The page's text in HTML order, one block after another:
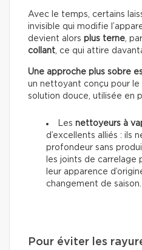
Avec le temps, certains
invisible qui modifie
devient alors plus terne ,
collant , ce qui attire
Une approche plus sobre
un nettoyant conçu pour
solution douce, utilisée en
Les nettoyeurs à
d’excellents alliés : ils
profondeur sans
les joints de
leur apparence
changement de saison.
Pour éviter les